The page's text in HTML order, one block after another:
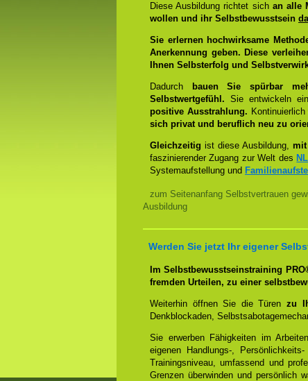
Diese Ausbildung richtet sich an alle
wollen und ihr Selbstbewusstsein
Sie erlernen hochwirksame
Anerkennung geben. Diese
Ihnen Selbsterfolg und
Dadurch
bauen Sie spürbar
Selbstwertgefühl. Sie entwickeln ein
positive Ausstrahlung. Kontinuierlich
sich privat und beruflich neu zu
Gleichzeitigist diese Ausbildung, mit
faszinierender Zugang zur Welt des
Systemaufstellung und
zum Seitenanfang Selbstvertrauen
Ausbildung
Werden Sie jetzt Ihr eigener
Im Selbstbewusstseinstraining
fremden Urteilen, zu einer
Weiterhin öffnen Sie die Türenzu
Denkblockaden,
Sie erwerben Fähigkeiten im
eigenen Handlungs-,
Trainingsniveau, umfassend und
Grenzen überwinden und persönlich